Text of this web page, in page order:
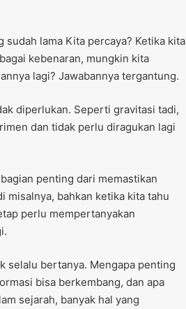
lama Kita percaya? Ketika kita
kebenaran, mungkin kita
lagi? Jawabannya tergantung.
diperlukan. Seperti gravitasi tadi,
dan tidak perlu diragukan lagi
penting dari memastikan
misalnya, bahkan ketika kita tahu
perlu mempertanyakan
selalu bertanya. Mengapa penting
bisa berkembang, dan apa
sejarah, banyak hal yang